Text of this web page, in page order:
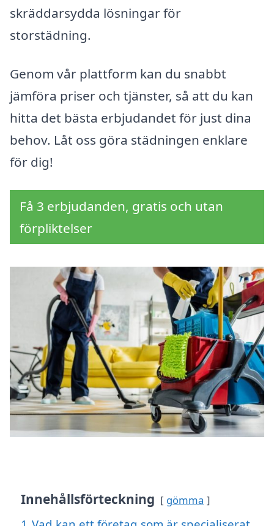
skräddarsydda lösningar för
storstädning.
Genom vår plattform kan du snabbt
jämföra priser och tjänster, så att du kan
hitta det bästa erbjudandet för just dina
behov. Låt oss göra städningen enklare
för dig!
Få 3 erbjudanden, gratis och utan
förpliktelser
Innehållsförteckning gömma